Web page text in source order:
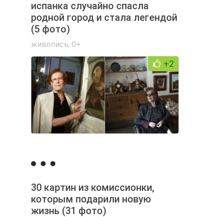
испанка случайно спасла
родной город и стала легендой
(5 фото)
живопись, 0+
+2
30 картин из комиссионки,
которым подарили новую
жизнь (31 фото)